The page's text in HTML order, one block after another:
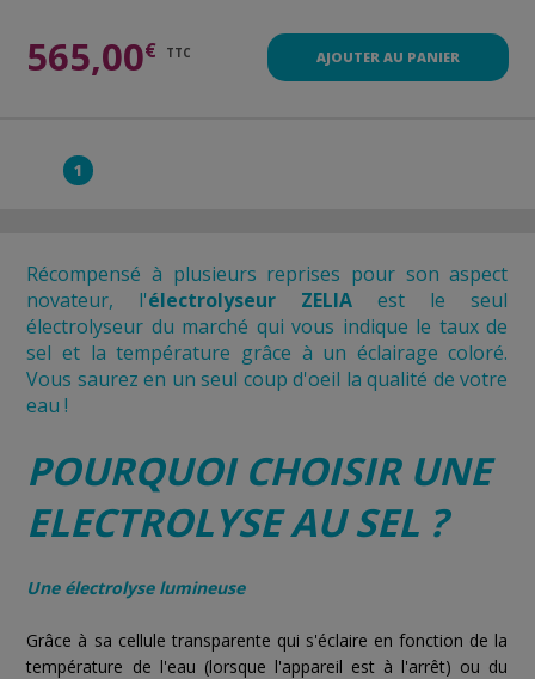
565,00€ TTC AJOUTER AU PANIER
1
Récompensé à plusieurs reprises pour son aspect
novateur, l'électrolyseur ZELIA est le seul
électrolyseur du marché qui vous indique le taux de
sel et la température grâce à un éclairage coloré.
Vous saurez en un seul coup d'oeil la qualité de votre
eau !
POURQUOI CHOISIR UNE
ELECTROLYSE AU SEL ?
Une électrolyse lumineuse
Grâce à sa cellule transparente qui s'éclaire en fonction de la
température de l'eau (lorsque l'appareil est à l'arrêt) ou du